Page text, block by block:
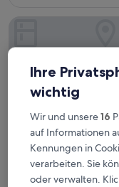
Ihre
wichtig
Wir und unsere16
auf Informationen
Kennungen in
verarbeiten. Sie
oder verwalten.